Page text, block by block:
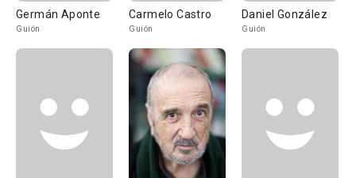
Germán Aponte
Guión
Carmelo Castro
Guión
Daniel González
Guión